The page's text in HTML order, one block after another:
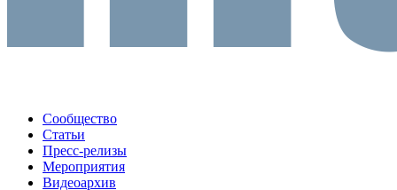
Сообщество
Статьи
Пресс-релизы
Мероприятия
Видеоархив